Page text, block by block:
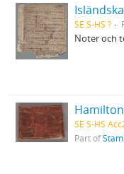
SE S-HS ?
Noter och
SE S-HS
Part of